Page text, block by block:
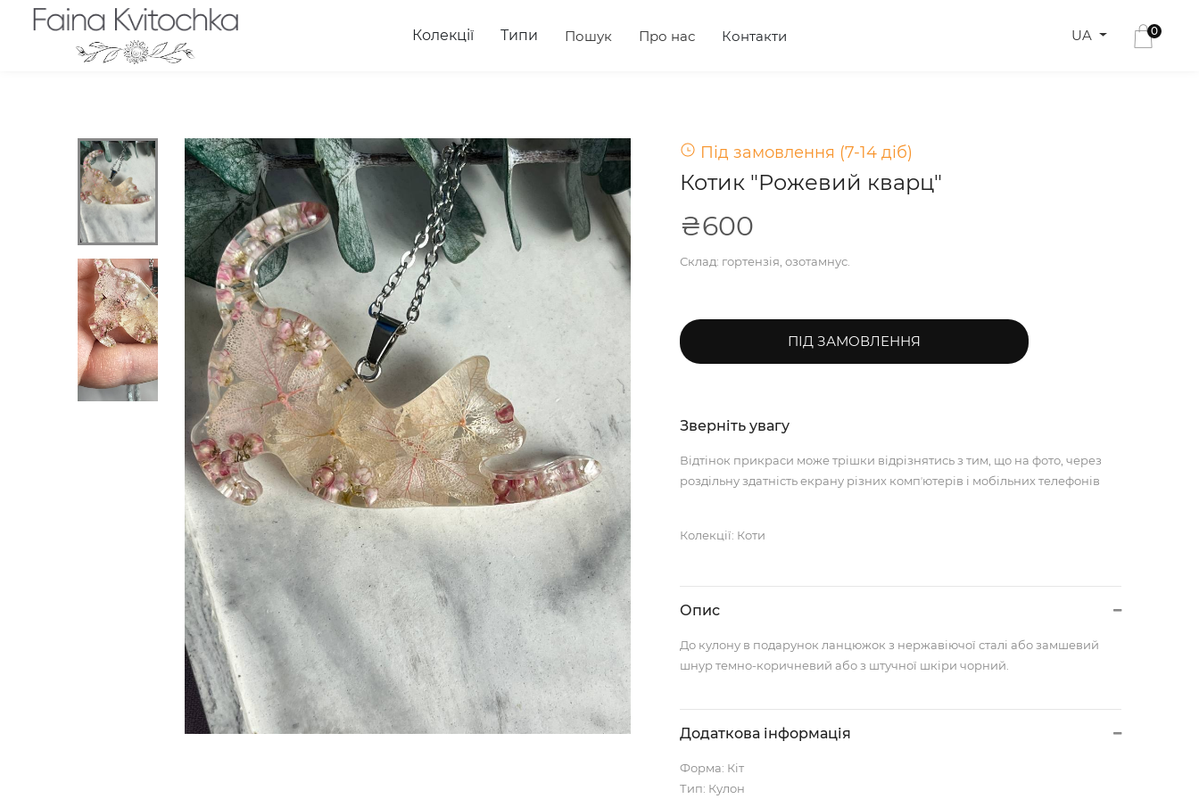
Колекції Типи Пошук Про нас Контакти UA 0
Під замовлення (7-14 діб)
Котик "Рожевий кварц"
₴600
Склад: гортензія, озотамнус.
ПІД ЗАМОВЛЕННЯ
Зверніть увагу
Відтінок прикраси може трішки відрізнятись з тим, що на фото, через
роздільну здатність екрану різних компʼютерів і мобільних телефонів
Колекції: Коти
Опис
До кулону в подарунок ланцюжок з нержавіючої сталі або замшевий
шнур темно-коричневий або з штучної шкіри чорний.
Додаткова інформація
Форма: Кіт
Тип: Кулон